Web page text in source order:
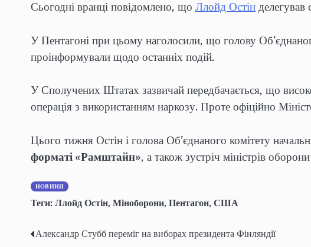
Сьогодні вранці повідомлено, що Ллойд Остін делегував
У Пентагоні при цьому наголосили, що голову
проінформували щодо останніх подій.
У Сполучених Штатах зазвичай передбачається, що
операція з використанням наркозу. Проте офіційно
Цього тижня Остін і голова Об’єднаного комітету
форматі «Рамштайн», а також зустріч міністрів оборони
НОВИНИ
Теги: Ллойд Остін, Міноборони, Пентагон, США
Навігація
Александр Стубб переміг на виборах президента Фінляндії